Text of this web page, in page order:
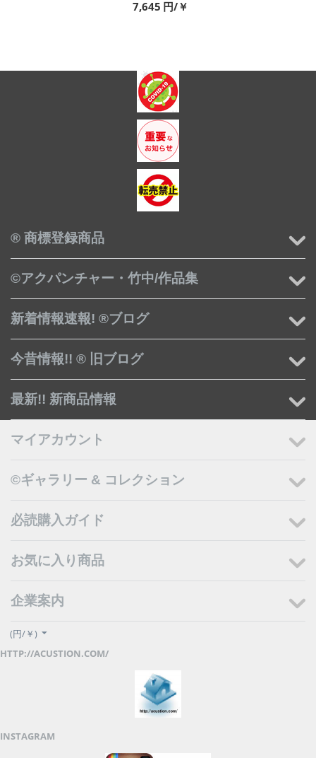
7,645 円/￥
® 商標登録商品
©アクパンチャー・竹中/作品集
新着情報速報! ®ブログ
今昔情報!! ® 旧ブログ
最新!! 新商品情報
マイアカウント
©ギャラリー & コレクション
必読購入ガイド
お気に入り商品
企業案内
(円/￥)
HTTP://ACUSTION.COM/
INSTAGRAM